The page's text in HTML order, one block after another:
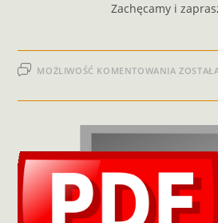
Zachęcamy i
MOŻLIWOŚĆ KOMENTOWANIA